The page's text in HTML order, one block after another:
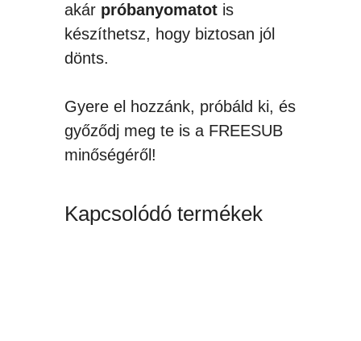
akár próbanyomatot is
készíthetsz, hogy biztosan jól
dönts.
Gyere el hozzánk, próbáld ki, és
győződj meg te is a FREESUB
minőségéről!
Kapcsolódó termékek